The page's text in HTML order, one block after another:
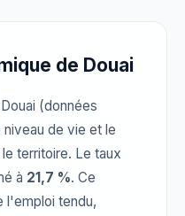
de Douai
(données
de vie et le
territoire. Le taux
à 21,7 %. Ce
l'emploi tendu,